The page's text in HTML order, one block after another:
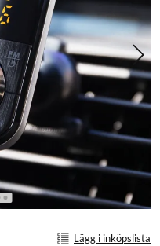
Lägg i inköpslista